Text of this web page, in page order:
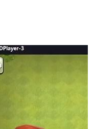
, 일부 아이템의 경우
다. (VAT 포함)